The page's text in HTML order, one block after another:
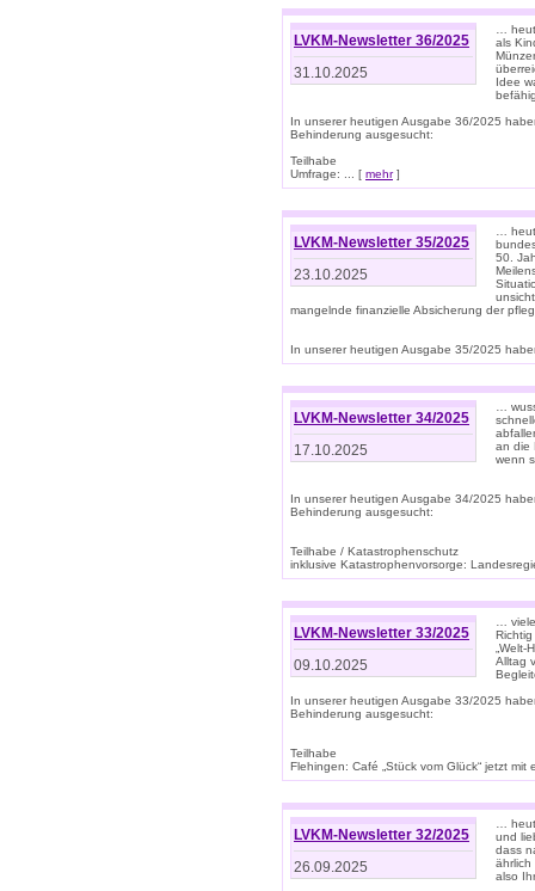
LVKM-Newsletter 36/2025
31.10.2025
…
als
Idee
In unserer heutigen Ausgabe 36/2025
Behinderung ausgesucht:
Teilhabe
Umfrage: ... [ mehr]
LVKM-Newsletter 35/2025
23.10.2025
…
50.
mangelnde finanzielle Absicherung der
In unserer heutigen Ausgabe 35/2025
LVKM-Newsletter 34/2025
17.10.2025
…
an die
wenn
In unserer heutigen Ausgabe 34/2025
Behinderung ausgesucht:
Teilhabe / Katastrophenschutz
inklusive Katastrophenvorsorge:
LVKM-Newsletter 33/2025
09.10.2025
…
Alltag
In unserer heutigen Ausgabe 33/2025
Behinderung ausgesucht:
Teilhabe
Flehingen: Café „Stück vom Glück“ jetzt mit
LVKM-Newsletter 32/2025
26.09.2025
…
und
dass
ährlich
also